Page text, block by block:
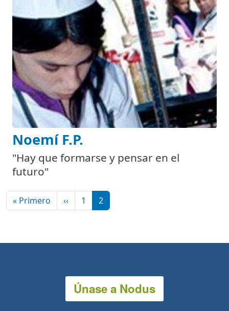
Noemí F.P.
"Hay que formarse y pensar en el
futuro"
Paginación
« Primero Primera página
‹‹Página anterior
1 2
Únase a Nodus